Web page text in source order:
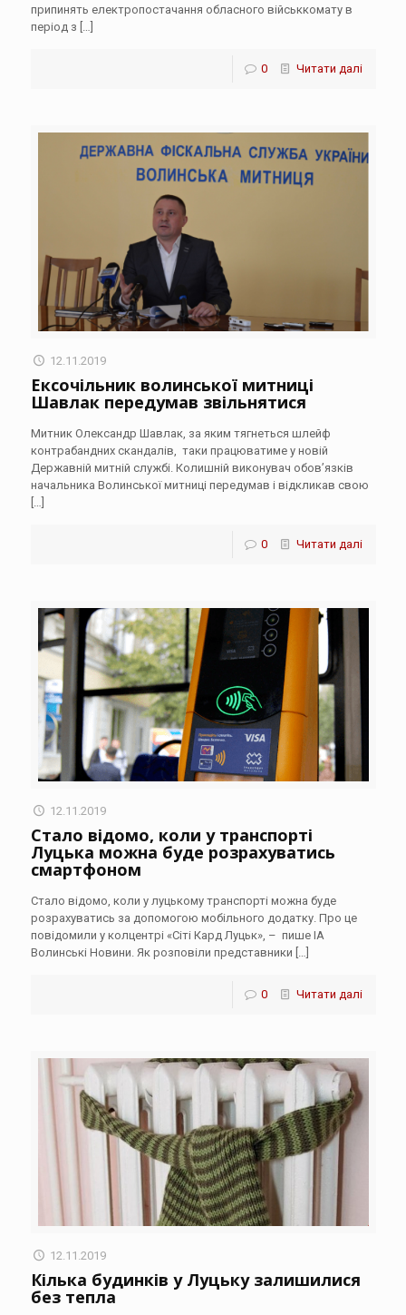
припинять електропостачання обласного військкомату в
період з […]
0 Читати далі
12.11.2019
Ексочільник волинської митниці
Шавлак передумав звільнятися
Митник Олександр Шавлак, за яким тягнеться шлейф
контрабандних скандалів, таки працюватиме у новій
Державній митній службі. Колишній виконувач обов’язків
начальника Волинської митниці передумав і відкликав свою
[…]
0 Читати далі
12.11.2019
Стало відомо, коли у транспорті
Луцька можна буде розрахуватись
смартфоном
Стало відомо, коли у луцькому транспорті можна буде
розрахуватись за допомогою мобільного додатку. Про це
повідомили у колцентрі «Сіті Кард Луцьк», – пише ІА
Волинські Новини. Як розповіли представники
0 Читати далі
12.11.2019
Кілька будинків у Луцьку залишилися
без тепла